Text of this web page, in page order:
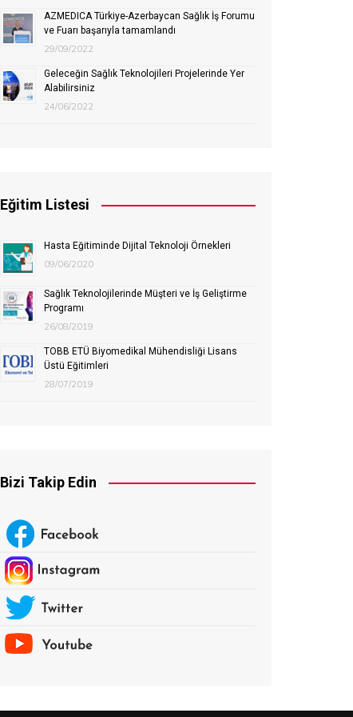
AZMEDICA Türkiye-Azerbaycan Sağlık İş Forumu
ve Fuarı başarıyla tamamlandı
29/09/2022
Geleceğin Sağlık Teknolojileri Projelerinde Yer
Alabilirsiniz
24/06/2022
Eğitim Listesi
Hasta Eğitiminde Dijital Teknoloji Örnekleri
09/06/2020
Sağlık Teknolojilerinde Müşteri ve İş Geliştirme
Programı
26/08/2019
TOBB ETÜ Biyomedikal Mühendisliği Lisans
Üstü Eğitimleri
28/07/2019
Bizi Takip Edin